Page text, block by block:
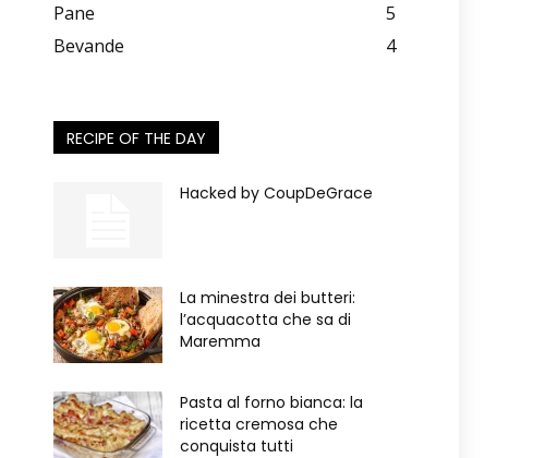
Pane
5
Bevande
4
RECIPE OF THE DAY
Hacked by CoupDeGrace
La minestra dei butteri:
l’acquacotta che sa di
Maremma
Pasta al forno bianca: la
ricetta cremosa che
conquista tutti